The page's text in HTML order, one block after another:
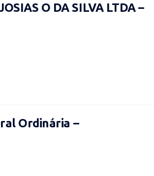
O DA SILVA LTDA –
Ordinária –